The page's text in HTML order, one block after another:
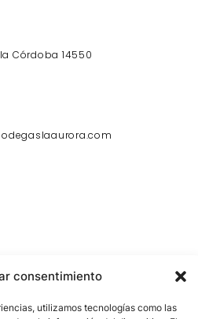
consentimiento
utilizamos tecnologías como las
Córdoba 14550